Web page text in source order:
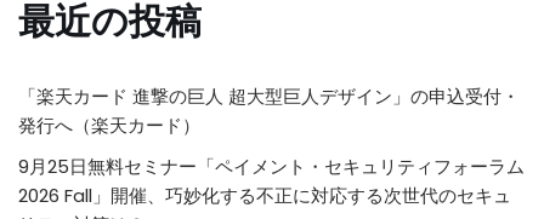
最近の投稿
「楽天カード 進撃の巨人 超大型巨人デザイン」の申込受付・
発行へ（楽天カード）
9月25日無料セミナー「ペイメント・セキュリティフォーラム
2026 Fall」開催、巧妙化する不正に対応する次世代のセキュ